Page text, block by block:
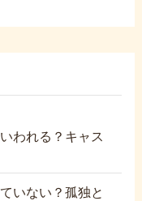
われる？キャス
いない？孤独と